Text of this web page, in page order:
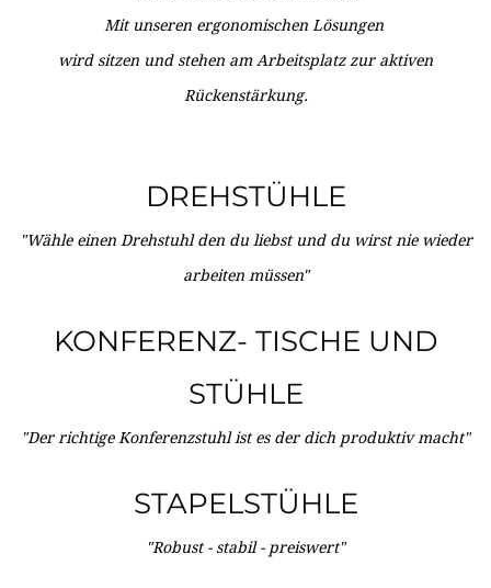
Mit unseren ergonomischen Lösungen
wird sitzen und stehen am Arbeitsplatz zur aktiven
Rückenstärkung.
DREHSTÜHLE
"Wähle einen Drehstuhl den du liebst und du wirst nie wieder
arbeiten müssen"
KONFERENZ- TISCHE UND
STÜHLE
"Der richtige Konferenzstuhl ist es der dich produktiv macht"
STAPELSTÜHLE
"Robust - stabil - preiswert"